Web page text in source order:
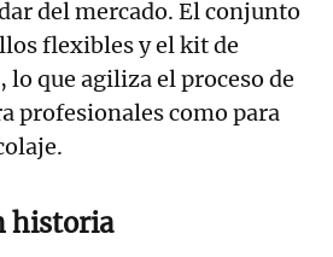
del mercado. El conjunto
flexibles y el kit de
que agiliza el proceso de
profesionales como para
historia